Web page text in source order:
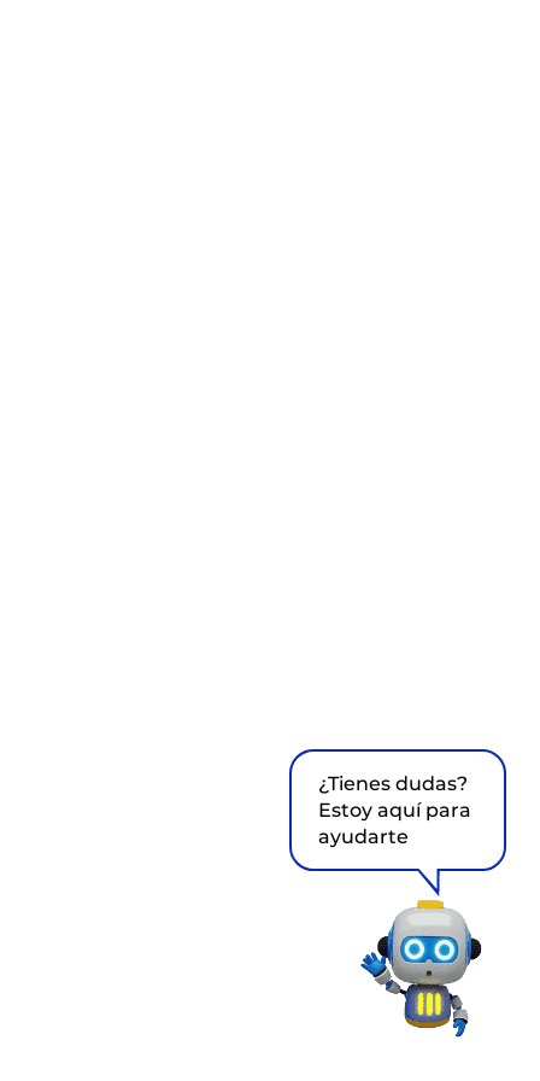
¿Tienes dudas?
Estoy aquí para
ayudarte